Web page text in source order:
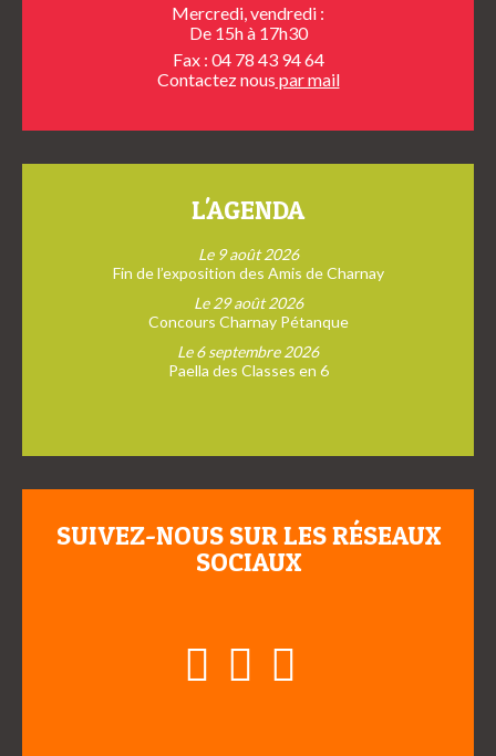
Mercredi, vendredi :
De 15h à 17h30
Fax : 04 78 43 94 64
Contactez nous par mail
L'AGENDA
Le 9 août 2026
Fin de l’exposition des Amis de Charnay
Le 29 août 2026
Concours Charnay Pétanque
Le 6 septembre 2026
Paella des Classes en 6
SUIVEZ-NOUS SUR LES RÉSEAUX
SOCIAUX